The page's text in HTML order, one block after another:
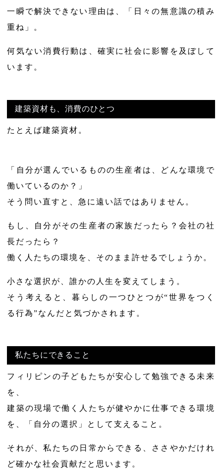
一瞬で解決できない理由は、「日々の無意識の積み
重ね」。
何気ない消費行動は、確実に社会に影響を及ぼして
います。
建築資材も、消費のひとつ
たとえば建築資材。
「自分が選んでいるものの生産者は、どんな環境で
働いているのか？」
そう問い直すと、急に遠い話ではありません。
もし、自分がその生産者の家族だったら？会社の社
長だったら？
働く人たちの環境を、そのまま許せるでしょうか。
小さな選択が、誰かの人生を変えてしまう。
そう考えると、暮らしの一つひとつが“世界をつく
る行為”なんだと気づかされます。
私たちにできること
フィリピンの子どもたちが安心して勉強できる未来
を、
建築の現場で働く人たちが健やかに仕事できる環境
を、「自分の選択」として支えること。
それが、私たちの日常からできる、ささやかだけれ
ど確かな社会貢献だと思います。